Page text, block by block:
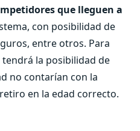
que lleguen a
con posibilidad de
entre otros. Para
tendrá la posibilidad de
no contarían con la
en la edad correcto.